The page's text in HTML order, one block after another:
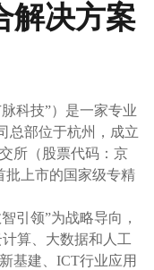
解决方案
科技”）是一家专业
总部位于杭州，成立
所（股票代码：京
批上市的国家级专精
引领”为战略导向，
算、大数据和人工
基建、ICT行业应用